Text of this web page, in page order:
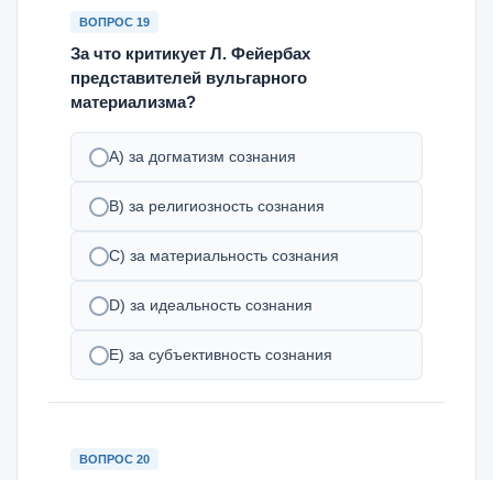
ВОПРОС 19
За что критикует Л. Фейербах
представителей вульгарного
материализма?
А) за догматизм сознания
В) за религиозность сознания
С) за материальность сознания
D) за идеальность сознания
Е) за субъективность сознания
ВОПРОС 20